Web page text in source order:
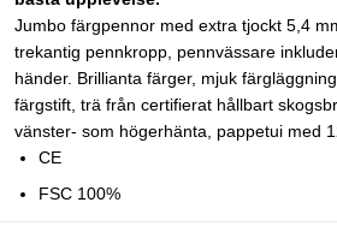
Jumbo färgpennor med extra tjockt 5,4
trekantig pennkropp, pennvässare
händer. Brillianta färger, mjuk
färgstift, trä från certifierat hållbart
vänster- som högerhänta, pappetui med
CE
FSC 100%